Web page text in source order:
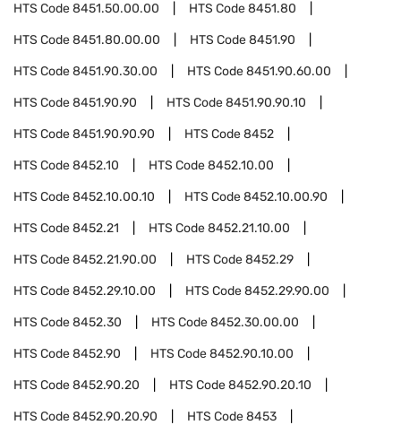
HTS Code8451.50.00.00 HTS Code8451.80
HTS Code8451.80.00.00 HTS Code8451.90
HTS Code8451.90.30.00 HTS Code8451.90.60.00
HTS Code8451.90.90 HTS Code8451.90.90.10
HTS Code8451.90.90.90 HTS Code8452
HTS Code8452.10 HTS Code8452.10.00
HTS Code8452.10.00.10 HTS Code8452.10.00.90
HTS Code8452.21 HTS Code8452.21.10.00
HTS Code8452.21.90.00 HTS Code8452.29
HTS Code8452.29.10.00 HTS Code8452.29.90.00
HTS Code8452.30 HTS Code8452.30.00.00
HTS Code8452.90 HTS Code8452.90.10.00
HTS Code8452.90.20 HTS Code8452.90.20.10
HTS Code8452.90.20.90 HTS Code8453